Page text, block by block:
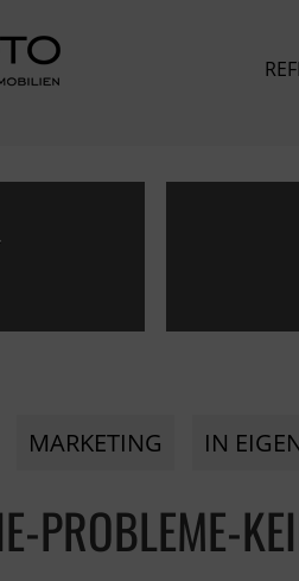
MARKETING IN
PROBLEME-